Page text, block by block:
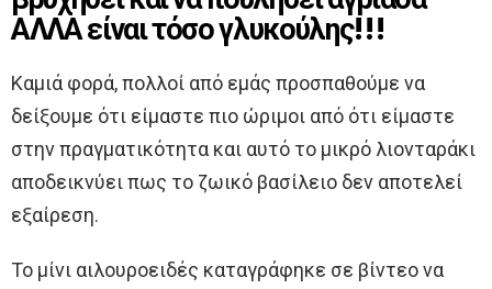
ΑΛΛΑ είναι τόσο γλυκούλης!!!
Καμιά φορά, πολλοί από εμάς προσπαθούμε να
δείξουμε ότι είμαστε πιο ώριμοι από ότι είμαστε
στην πραγματικότητα και αυτό το μικρό λιονταράκι
αποδεικνύει πως το ζωικό βασίλειο δεν αποτελεί
εξαίρεση.
Το μίνι αιλουροειδές καταγράφηκε σε βίντεο να